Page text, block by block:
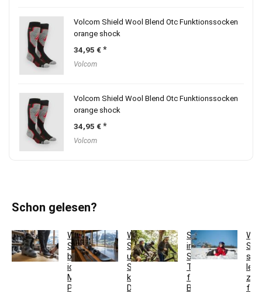
Volcom Shield Wool Blend Otc Funktionssocken
orange shock
34,95 €
Volcom
Volcom Shield Wool Blend Otc Funktionssocken
orange shock
34,95 €
Volcom
Schon gelesen?
Welche
Skischuhgröße
brauche
ich?
Mondopoint,
Passform,
Wann
Ski
und
Snowboard
kaufen?
Der
Skifit
im
Sommer:
Trainingsplan
für
Beine,
Ski
sind
zu